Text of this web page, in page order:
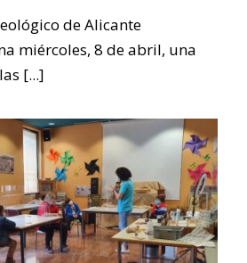
de Alicante
miércoles, 8 de abril, una
[...]